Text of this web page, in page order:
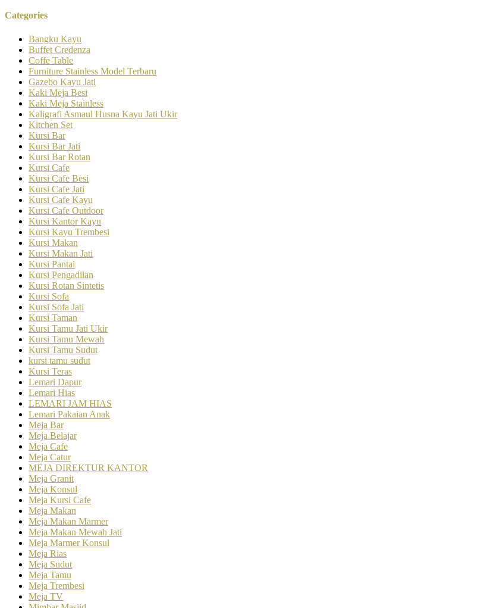
Categories
Bangku Kayu
Buffet Credenza
Coffe Table
Furniture Stainless Model Terbaru
Gazebo Kayu Jati
Kaki Meja Besi
Kaki Meja Stainless
Kaligrafi Asmaul Husna Kayu Jati Ukir
Kitchen Set
Kursi Bar
Kursi Bar Jati
Kursi Bar Rotan
Kursi Cafe
Kursi Cafe Besi
Kursi Cafe Jati
Kursi Cafe Kayu
Kursi Cafe Outdoor
Kursi Kantor Kayu
Kursi Kayu Trembesi
Kursi Makan
Kursi Makan Jati
Kursi Pantai
Kursi Pengadilan
Kursi Rotan Sintetis
Kursi Sofa
Kursi Sofa Jati
Kursi Taman
Kursi Tamu Jati Ukir
Kursi Tamu Mewah
Kursi Tamu Sudut
kursi tamu sudut
Kursi Teras
Lemari Dapur
Lemari Hias
LEMARI JAM HIAS
Lemari Pakaian Anak
Meja Bar
Meja Belajar
Meja Cafe
Meja Catur
MEJA DIREKTUR KANTOR
Meja Granit
Meja Konsul
Meja Kursi Cafe
Meja Makan
Meja Makan Marmer
Meja Makan Mewah Jati
Meja Marmer Konsul
Meja Rias
Meja Sudut
Meja Tamu
Meja Trembesi
Meja TV